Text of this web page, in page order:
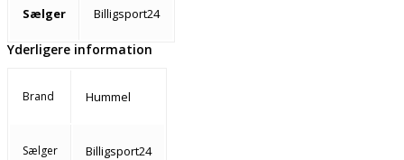
Sælger Billigsport24
Yderligere information
Brand Hummel
Sælger Billigsport24